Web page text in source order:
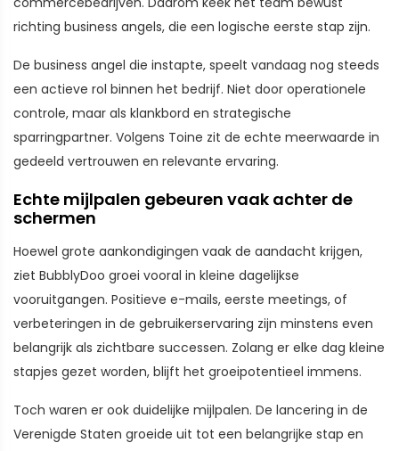
richting business angels, die een logische eerste stap zijn.
De business angel die instapte, speelt vandaag nog steeds
een actieve rol binnen het bedrijf. Niet door operationele
controle, maar als klankbord en strategische
sparringpartner. Volgens Toine zit de echte meerwaarde in
gedeeld vertrouwen en relevante ervaring.
Echte mijlpalen gebeuren vaak achter de
schermen
Hoewel grote aankondigingen vaak de aandacht krijgen,
ziet BubblyDoo groei vooral in kleine dagelijkse
vooruitgangen. Positieve e-mails, eerste meetings, of
verbeteringen in de gebruikerservaring zijn minstens even
belangrijk als zichtbare successen. Zolang er elke dag kleine
stapjes gezet worden, blijft het groeipotentieel immens.
Toch waren er ook duidelijke mijlpalen. De lancering in de
Verenigde Staten groeide uit tot een belangrijke stap en